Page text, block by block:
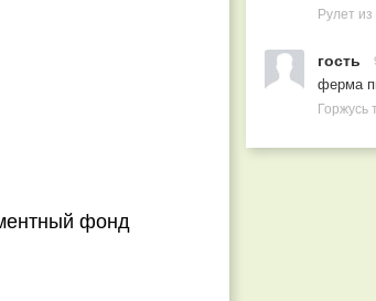
фонд
Рулет
гость
ферма